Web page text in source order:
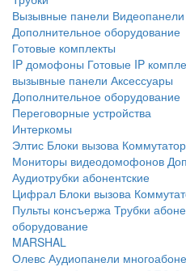
Вызывные панели Видеопанели
Дополнительное оборудование
Готовые комплекты
IP домофоны Готовые IP
вызывные панели Аксессуары
Дополнительное оборудование
Переговорные устройства
Интеркомы
Элтис Блоки вызова
Мониторы видеодомофонов
Аудиотрубки абонентские
Цифрал Блоки вызова
Пульты консъержа Трубки
оборудование
MARSHAL
Олевс Аудиопанели